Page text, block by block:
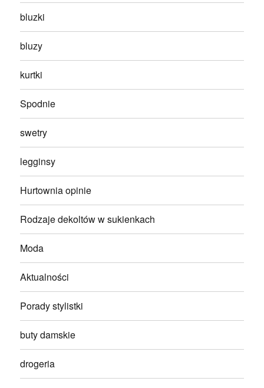
bluzki
bluzy
kurtki
Spodnie
swetry
legginsy
Hurtownia opinie
Rodzaje dekoltów w sukienkach
Moda
Aktualności
Porady stylistki
buty damskie
drogeria